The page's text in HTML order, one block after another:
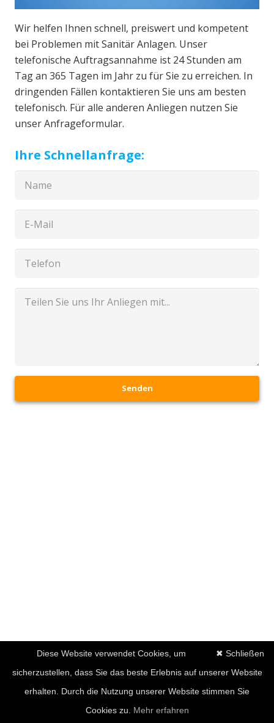
Wir helfen Ihnen schnell, preiswert und kompetent
bei Problemen mit Sanitär Anlagen. Unser
telefonische Auftragsannahme ist 24 Stunden am
Tag an 365 Tagen im Jahr zu für Sie zu erreichen. In
dringenden Fällen kontaktieren Sie uns am besten
telefonisch. Für alle anderen Anliegen nutzen Sie
unser Anfrageformular.
Ihre Schnellanfrage:
Senden
✖ Schließen
Diese Website verwendet Cookies, um
sicherzustellen, dass Sie das beste Erlebnis auf unserer Website
erhalten. Durch die Nutzung unserer Website stimmen Sie
Cookies zu. Mehr erfahren